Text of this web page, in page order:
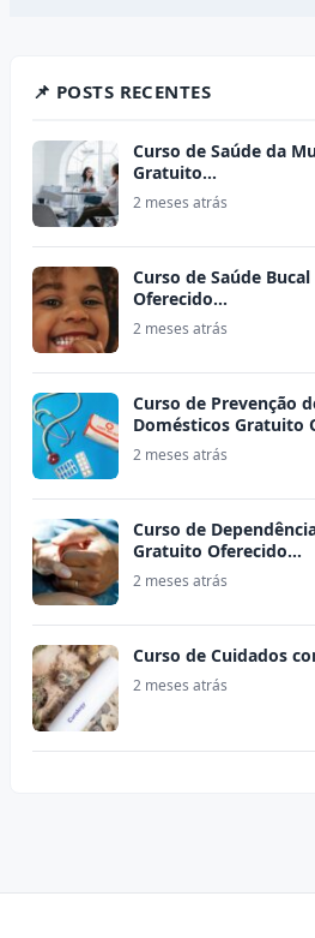
📌 POSTS RECENTES
Curso de Saúde da
Gratuito…
2 meses atrás
Curso de Saúde
Oferecido…
2 meses atrás
Curso de Prevenção
Domésticos Gratuito
2 meses atrás
Curso de
Gratuito Oferecido…
2 meses atrás
Curso de Cuidados
2 meses atrás